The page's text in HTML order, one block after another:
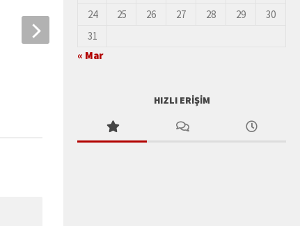
Mie Inouye – Örgütlenmek ve
24
25 26 27 28 29
30
31
« Mar
HIZLI ERIŞIM